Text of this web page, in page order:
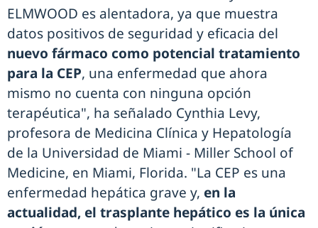
ELMWOOD es alentadora, ya que muestra
datos positivos de seguridad y eficacia del
nuevo fármaco como potencial tratamiento
para la CEP, una enfermedad que ahora
mismo no cuenta con ninguna opción
terapéutica", ha señalado Cynthia Levy,
profesora de Medicina Clínica y Hepatología
de la Universidad de Miami - Miller School of
Medicine, en Miami, Florida. "La CEP es una
enfermedad hepática grave y, en la
actualidad, el trasplante hepático es la única